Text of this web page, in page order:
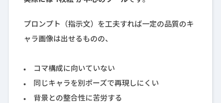
プロンプト（指示文）を工夫すれば一定の品質のキ
ャラ画像は出せるものの、
コマ構成に向いていない
同じキャラを別ポーズで再現しにくい
背景との整合性に苦労する